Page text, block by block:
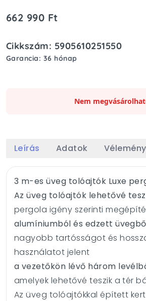
662 990 Ft
Cikkszám: 5905610251550
Garancia: 36 hónap
Nem
Leírás Adatok
3 m-es üveg tolóajtók Luxe
Az üveg tolóajtók lehetővé
pergola igény szerinti
alumíniumból és edzett
nagyobb tartósságot és
használatot jelent
a vezetőkön lévő három
amelyek lehetővé teszik a tér
Az üveg tolóajtókkal épített